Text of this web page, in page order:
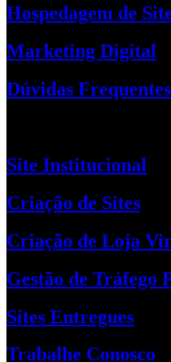
Hospedagem de
Marketing Digital
Dúvidas Frequentes
Site Institucional
Criação de Sites
Criação de Loja
Gestão de Tráfego
Sites Entregues
Trabalhe Conosco